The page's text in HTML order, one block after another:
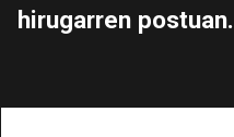
hirugarren postuan.